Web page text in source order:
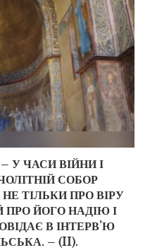
У ЧАСИ ВІЙНИ І
СОБОР
ТІЛЬКИ ПРО ВІРУ
ПРО ЙОГО НАДІЮ І
В ІНТЕРВ’Ю
– (II).